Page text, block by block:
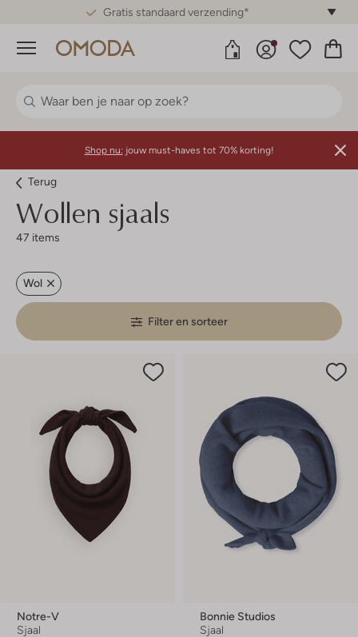
Gratis standaard verzending*
Menu
Shop nu: jouw must-haves tot 70% korting!
Terug
Wollen sjaals
47 items
Wol
Filter en sorteer
Notre-V
Sjaal
Bonnie Studios
Sjaal